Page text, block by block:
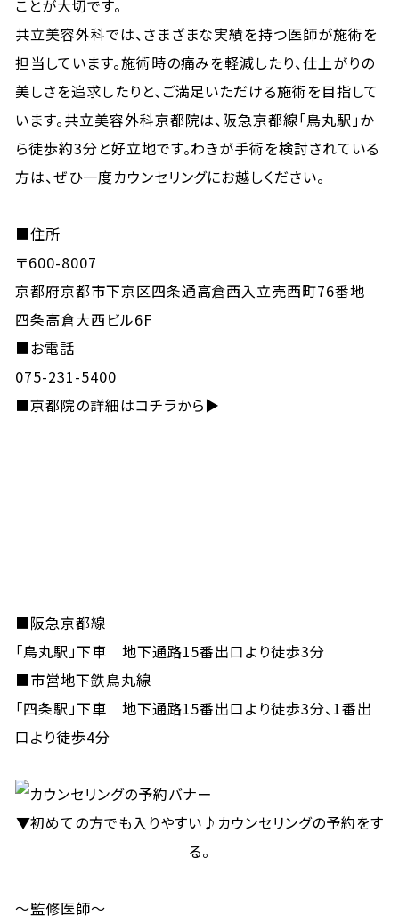
ことが大切です。
共立美容外科では、さまざまな実績を持つ医師が施術を
担当しています。施術時の痛みを軽減したり、仕上がりの
美しさを追求したりと、ご満足いただける施術を目指して
います。共立美容外科京都院は、阪急京都線「鳥丸駅」か
ら徒歩約3分と好立地です。わきが手術を検討されている
方は、ぜひ一度カウンセリングにお越しください。
■住所
〒600-8007
京都府京都市下京区四条通高倉西入立売西町76番地
四条高倉大西ビル6F
■お電話
075-231-5400
■京都院の詳細はコチラから▶
■阪急京都線
「鳥丸駅」下車 地下通路15番出口より徒歩3分
■市営地下鉄鳥丸線
「四条駅」下車 地下通路15番出口より徒歩3分、1番出
口より徒歩4分
▼初めての方でも入りやすい♪カウンセリングの予約をす
る。
～監修医師～